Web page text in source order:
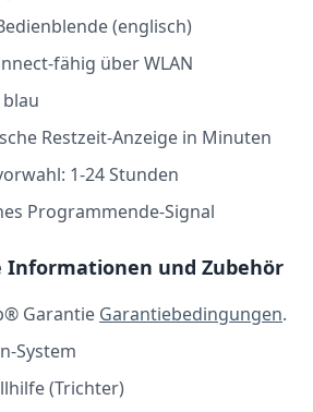
(englisch)
fähig über WLAN
Restzeit-Anzeige in Minuten
1-24 Stunden
Programmende-Signal
Informationen und Zubehör
Garantie Garantiebedingungen.
System
(Trichter)